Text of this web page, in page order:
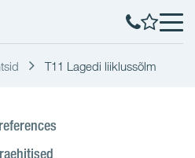
T11 Lagedi liiklussõlm